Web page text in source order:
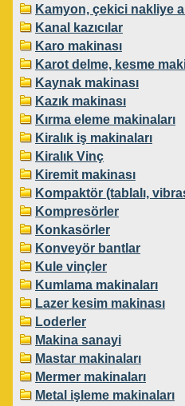
Kamyon, çekici nakliye
Kanal kazıcılar
Karo makinası
Karot delme, kesme
Kaynak makinası
Kazık makinası
Kırma eleme makinaları
Kiralık iş makinaları
Kiralık Vinç
Kiremit makinası
Kompaktör (tablalı,
Kompresörler
Konkasörler
Konveyör bantlar
Kule vinçler
Kumlama makinaları
Lazer kesim makinası
Loderler
Makina sanayi
Mastar makinaları
Mermer makinaları
Metal işleme makinaları